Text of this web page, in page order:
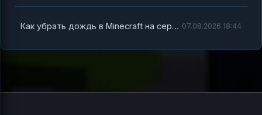
Как убрать дождь в Minecraft на сервере: быстрые команды и админские способы 07.08.2026 18:44